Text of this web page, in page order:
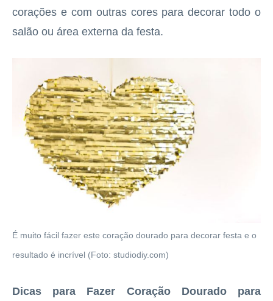
corações e com outras cores para decorar todo o
salão ou área externa da festa.
É muito fácil fazer este coração dourado para decorar festa e o
resultado é incrível (Foto: studiodiy.com)
Dicas para Fazer Coração Dourado para